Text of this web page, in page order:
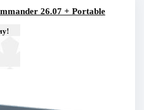
26.07 + Portable